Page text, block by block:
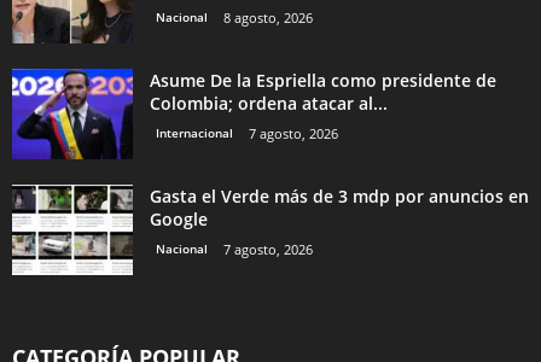
Nacional 8 agosto, 2026
Asume De la Espriella como presidente de
Colombia; ordena atacar al...
Internacional 7 agosto, 2026
Gasta el Verde más de 3 mdp por anuncios en
Google
Nacional 7 agosto, 2026